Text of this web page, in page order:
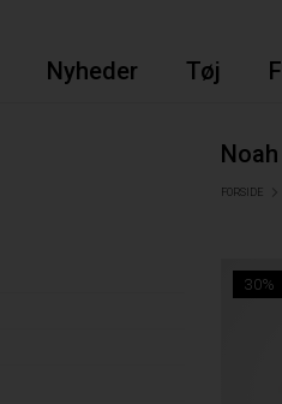
Nyheder Tøj
Noah
FORSIDE
30%